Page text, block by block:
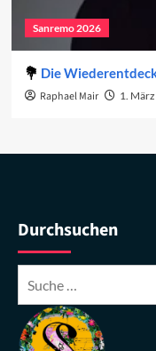
Sanremo 2026
Die
Raphael Mair 1.
Durchsuchen